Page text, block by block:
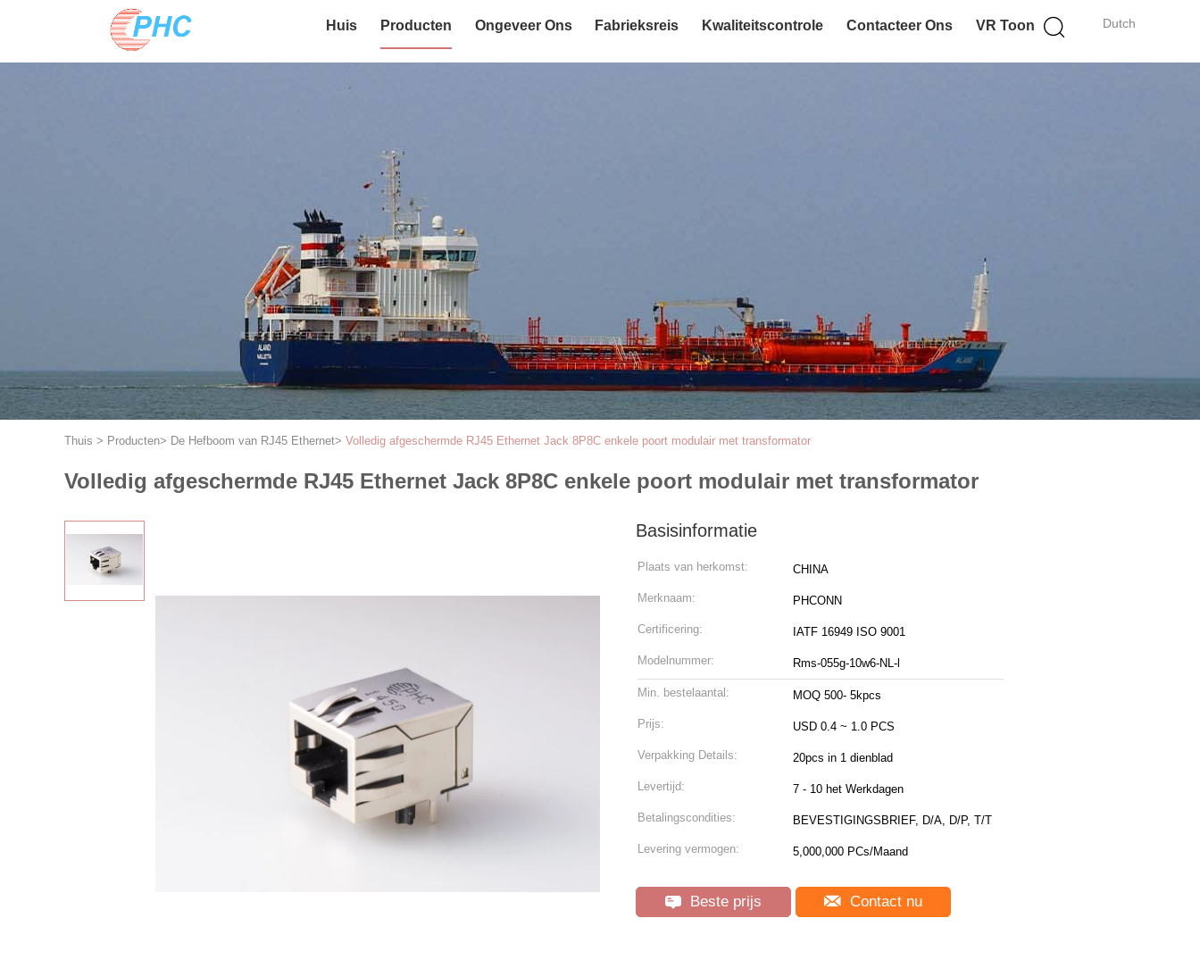
Dutch
Huis Producten Ongeveer Ons Fabrieksreis Kwaliteitscontrole Contacteer Ons VR Toon
Thuis > Producten> De Hefboom van RJ45 Ethernet> Volledig afgeschermde RJ45 Ethernet Jack 8P8C enkele poort modulair met transformator
Volledig afgeschermde RJ45 Ethernet Jack 8P8C enkele poort modulair met transformator
Basisinformatie
Plaats van herkomst: CHINA
Merknaam: PHCONN
Certificering: IATF 16949 ISO 9001
Modelnummer: Rms-055g-10w6-NL-l
Min. bestelaantal: MOQ 500- 5kpcs
Prijs: USD 0.4 ~ 1.0 PCS
Verpakking Details: 20pcs in 1 dienblad
Levertijd: 7 - 10 het Werkdagen
Betalingscondities: BEVESTIGINGSBRIEF, D/A, D/P, T/T
Levering vermogen: 5,000,000 PCs/Maand
Beste prijs Contact nu